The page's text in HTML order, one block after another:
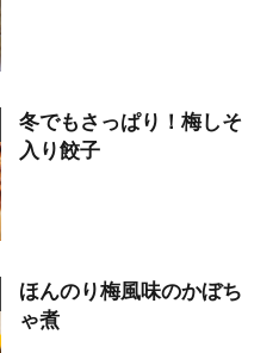
冬でもさっぱり！梅しそ
入り餃子
ほんのり梅風味のかぼち
ゃ煮